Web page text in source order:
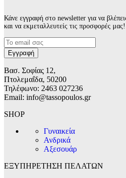
Κάνε εγγραφή στο newsletter για να
και να εκμεταλλευτείς τις προσφορές μας!
Βασ. Σοφίας 12,
Πτολεμαΐδα, 50200
Τηλέφωνο: 2463 027236
Email: info@tassopoulos.gr
SHOP
Γυναικεία
Ανδρικά
Αξεσουάρ
ΕΞΥΠΗΡΕΤΗΣΗ ΠΕΛΑΤΩΝ